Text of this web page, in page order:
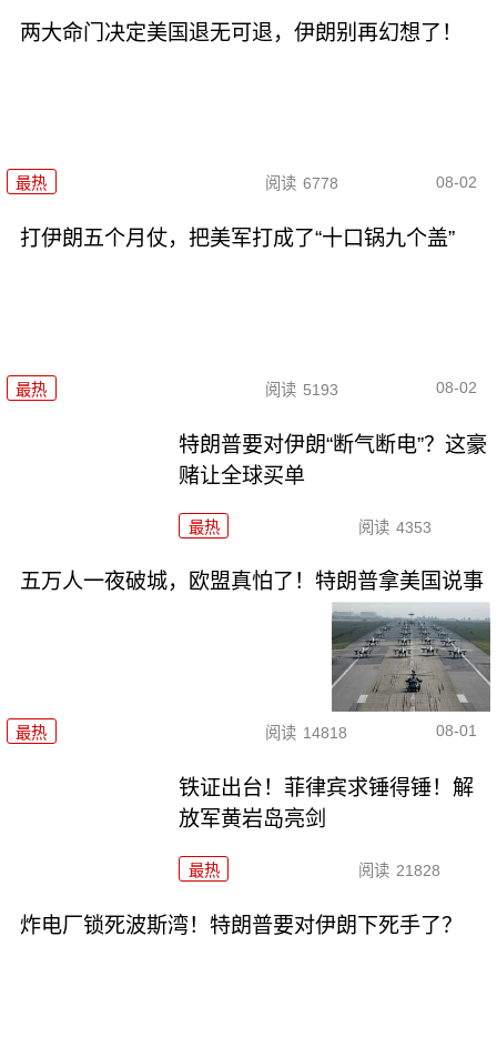
两大命门决定美国退无可退，伊朗别再幻想了！
最热 阅读 6778 08-02
打伊朗五个月仗，把美军打成了“十口锅九个盖”
最热 阅读 5193 08-02
特朗普要对伊朗“断气断电”？这豪
赌让全球买单
最热 阅读 4353
五万人一夜破城，欧盟真怕了！特朗普拿美国说事
最热 阅读 14818 08-01
铁证出台！菲律宾求锤得锤！解
放军黄岩岛亮剑
最热 阅读 21828
炸电厂锁死波斯湾！特朗普要对伊朗下死手了？